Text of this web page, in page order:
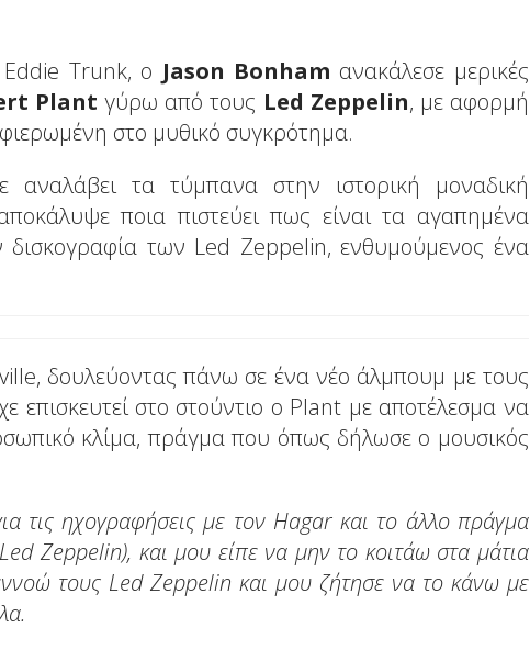
Trunk, o Jason Bonham ανακάλεσε μερικές
Plantγύρω από τους Led Zeppelin, με αφορμή
στο μυθικό συγκρότημα.
αναλάβει τα τύμπανα στην ιστορική μοναδική
ποια πιστεύει πως είναι τα αγαπημένα
δισκογραφία των Led Zeppelin, ενθυμούμενος ένα
δουλεύοντας πάνω σε ένα νέο άλμπουμ με τους
επισκευτεί στο στούντιο ο Plant με αποτέλεσμα να
κλίμα, πράγμα που όπως δήλωσε ο μουσικός
τις ηχογραφήσεις με τον Hagar και το άλλο πράγμα
Zeppelin), και μου είπε να μην το κοιτάω στα μάτια
τους Led Zeppelin και μου ζήτησε να το κάνω με